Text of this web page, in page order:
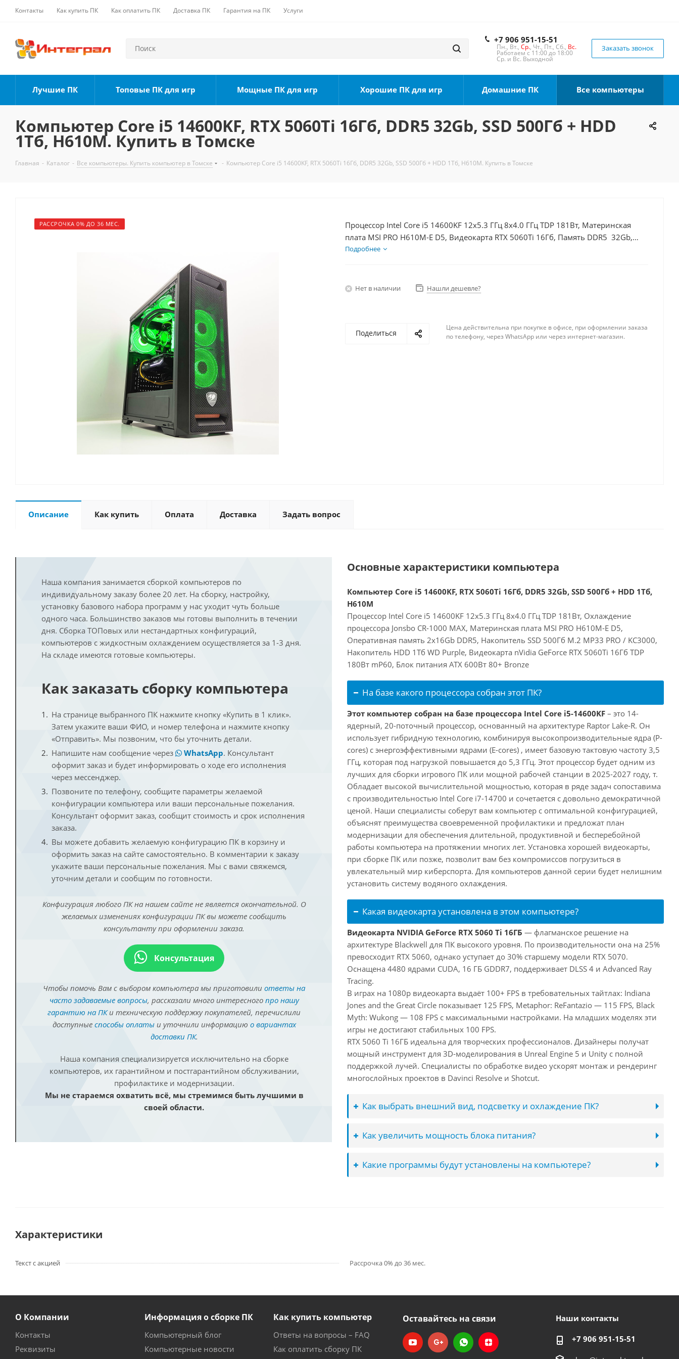
Контакты Как купить ПК Как оплатить ПК Доставка ПК Гарантия на ПК Услуги
+7 906 951-15-51
Пн., Вт., Ср., Чт., Пт., Сб., Вс.
Работаем с 11:00 до 18:00
Ср. и Вс. Выходной
Заказать звонок
Лучшие ПК Топовые ПК для игр Мощные ПК для игр Хорошие ПК для игр Домашние ПК Все компьютеры
Компьютер Core i5 14600KF, RTX 5060Ti 16Гб, DDR5 32Gb, SSD 500Гб + HDD
1Тб, H610M. Купить в Томске
Главная - Каталог - Все компьютеры. Купить компьютер в Томске - Компьютер Core i5 14600KF, RTX 5060Ti 16Гб, DDR5 32Gb, SSD 500Гб + HDD 1Тб, H610M. Купить в Томске
РАССРОЧКА 0% ДО 36 МЕС.
Процессор Intel Core i5 14600KF 12x5.3 ГГц 8x4.0 ГГц TDP 181Вт, Материнская
плата MSI PRO H610M-E D5, Видеокарта RTX 5060Ti 16Гб, Память DDR5 32Gb,
Диски SSD 500Гб + HDD 1Тб, БП 600Вт
Подробнее
Нет в наличии Нашли дешевле?
Поделиться
Цена действительна при покупке в офисе, при оформлении заказа
по телефону, через WhatsApp или через интернет-магазин.
Описание Как купить Оплата Доставка Задать вопрос
Наша компания занимается сборкой компьютеров по
индивидуальному заказу более 20 лет. На сборку, настройку,
установку базового набора программ у нас уходит чуть больше
одного часа. Большинство заказов мы готовы выполнить в течении
дня. Сборка ТОПовых или нестандартных конфигураций,
компьютеров с жидкостным охлаждением осуществляется за 1-3 дня.
На складе имеются готовые компьютеры.
Как заказать сборку компьютера
На странице выбранного ПК нажмите кнопку «Купить в 1 клик».
Затем укажите ваши ФИО, и номер телефона и нажмите кнопку
«Отправить». Мы позвоним, что бы уточнить детали.
Напишите нам сообщение через
WhatsApp. Консультант
оформит заказ и будет информировать о ходе его исполнения
через мессенджер.
Позвоните по телефону, сообщите параметры желаемой
конфигурации компьютера или ваши персональные пожелания.
Консультант оформит заказ, сообщит стоимость и срок исполнения
заказа.
Вы можете добавить желаемую конфигурацию ПК в корзину и
оформить заказ на сайте самостоятельно. В комментарии к заказу
укажите ваши персональные пожелания. Мы с вами свяжемся,
уточним детали и сообщим по готовности.
Конфигурация любого ПК на нашем сайте не является окончательной. О
желаемых изменениях конфигурации ПК вы можете сообщить
консультанту при оформлении заказа.
Консультация
Чтобы помочь Вам с выбором компьютера мы приготовили ответы на
часто задаваемые вопросы, рассказали много интересного про нашу
гарантию на ПКи техническую поддержку покупателей, перечислили
доступные способы оплатыи уточнили информацию о вариантах
доставки ПК.
Наша компания специализируется исключительно на сборке
компьютеров, их гарантийном и постгарантийном обслуживании,
профилактике и модернизации.
Мы не стараемся охватить всё, мы стремимся быть лучшими в
своей области.
Основные характеристики компьютера
Компьютер Core i5 14600KF, RTX 5060Ti 16Гб, DDR5 32Gb, SSD 500Гб + HDD 1Тб,
H610M
Процессор Intel Core i5 14600KF 12x5.3 ГГц 8x4.0 ГГц TDP 181Вт, Охлаждение
процессора Jonsbo CR-1000 MAX, Материнская плата MSI PRO H610M-E D5,
Оперативная память 2x16Gb DDR5, Накопитель SSD 500Гб M.2 MP33 PRO / KC3000,
Накопитель HDD 1Тб WD Purple, Видеокарта nVidia GeForce RTX 5060Ti 16Гб TDP
180Вт mP60, Блок питания ATX 600Вт 80+ Bronze
На базе какого процессора собран этот ПК?
Этот компьютер собран на базе процессора Intel Core i5-14600KF – это 14-
ядерный, 20-поточный процессор, основанный на архитектуре Raptor Lake-R. Он
использует гибридную технологию, комбинируя высокопроизводительные ядра (P-
cores) с энергоэффективными ядрами (E-cores) , имеет базовую тактовую частоту 3,5
ГГц, которая под нагрузкой повышается до 5,3 ГГц. Этот процессор будет одним из
лучших для сборки игрового ПК или мощной рабочей станции в 2025-2027 году, т.
Обладает высокой вычислительной мощностью, которая в ряде задач сопоставима
с производительностью Intel Core i7-14700 и сочетается с довольно демократичной
ценой. Наши специалисты соберут вам компьютер с оптимальной конфигурацией,
объяснят преимущества своевременной профилактики и предложат план
модернизации для обеспечения длительной, продуктивной и бесперебойной
работы компьютера на протяжении многих лет. Установка хорошей видеокарты,
при сборке ПК или позже, позволит вам без компромиссов погрузиться в
увлекательный мир киберспорта. Для компьютеров данной серии будет нелишним
установить систему водяного охлаждения.
Какая видеокарта установлена в этом компьютере?
Видеокарта NVIDIA GeForce RTX 5060 Ti 16ГБ — флагманское решение на
архитектуре Blackwell для ПК высокого уровня. По производительности она на 25%
превосходит RTX 5060, однако уступает до 30% старшему модели RTX 5070.
Оснащена 4480 ядрами CUDA, 16 ГБ GDDR7, поддерживает DLSS 4 и Advanced Ray
Tracing.
В играх на 1080p видеокарта выдаёт 100+ FPS в требовательных тайтлах: Indiana
Jones and the Great Circle показывает 125 FPS, Metaphor: ReFantazio — 115 FPS, Black
Myth: Wukong — 108 FPS с максимальными настройками. На младших моделях эти
игры не достигают стабильных 100 FPS.
RTX 5060 Ti 16ГБ идеальна для творческих профессионалов. Дизайнеры получат
мощный инструмент для 3D-моделирования в Unreal Engine 5 и Unity с полной
поддержкой лучей. Специалисты по обработке видео ускорят монтаж и рендеринг
многослойных проектов в Davinci Resolve и Shotcut.
Как выбрать внешний вид, подсветку и охлаждение ПК?
Как увеличить мощность блока питания?
Какие программы будут установлены на компьютере?
Характеристики
Текст с акцией Рассрочка 0% до 36 мес.
О Компании
Контакты
Реквизиты
Информация о сборке ПК
Компьютерный блог
Компьютерные новости
Как купить компьютер
Ответы на вопросы – FAQ
Как оплатить сборку ПК
Оставайтесь на связи Наши контакты
+7 906 951-15-51